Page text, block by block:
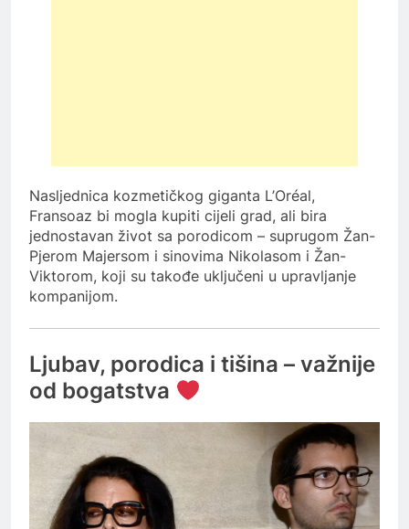
Nasljednica kozmetičkog giganta L’Oréal,
Fransoaz bi mogla kupiti cijeli grad, ali bira
jednostavan život sa porodicom – suprugom Žan-
Pjerom Majersom i sinovima Nikolasom i Žan-
Viktorom, koji su takođe uključeni u upravljanje
kompanijom.
Ljubav, porodica i tišina – važnije
od bogatstva